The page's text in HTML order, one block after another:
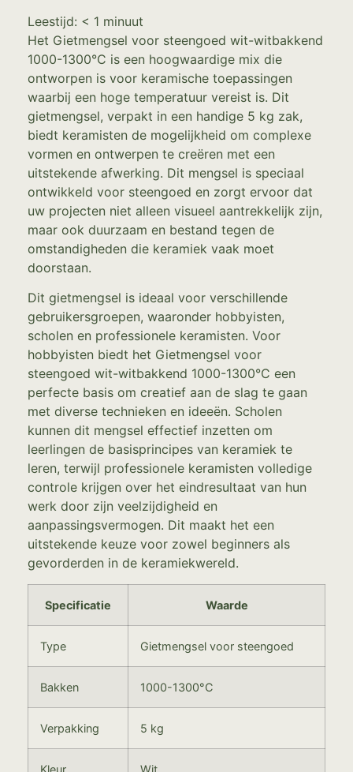
Leestijd: < 1 minuut
Het Gietmengsel voor steengoed wit-witbakkend
1000-1300°C is een hoogwaardige mix die
ontworpen is voor keramische toepassingen
waarbij een hoge temperatuur vereist is. Dit
gietmengsel, verpakt in een handige 5 kg zak,
biedt keramisten de mogelijkheid om complexe
vormen en ontwerpen te creëren met een
uitstekende afwerking. Dit mengsel is speciaal
ontwikkeld voor steengoed en zorgt ervoor dat
uw projecten niet alleen visueel aantrekkelijk zijn,
maar ook duurzaam en bestand tegen de
omstandigheden die keramiek vaak moet
doorstaan.
Dit gietmengsel is ideaal voor verschillende
gebruikersgroepen, waaronder hobbyisten,
scholen en professionele keramisten. Voor
hobbyisten biedt het Gietmengsel voor
steengoed wit-witbakkend 1000-1300°C een
perfecte basis om creatief aan de slag te gaan
met diverse technieken en ideeën. Scholen
kunnen dit mengsel effectief inzetten om
leerlingen de basisprincipes van keramiek te
leren, terwijl professionele keramisten volledige
controle krijgen over het eindresultaat van hun
werk door zijn veelzijdigheid en
aanpassingsvermogen. Dit maakt het een
uitstekende keuze voor zowel beginners als
gevorderden in de keramiekwereld.
Specificatie Waarde
Type Gietmengsel voor steengoed
Bakken 1000-1300°C
Verpakking 5 kg
Kleur Wit